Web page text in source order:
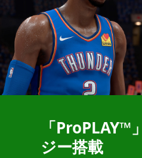
「ProPLAY™
ジー搭載